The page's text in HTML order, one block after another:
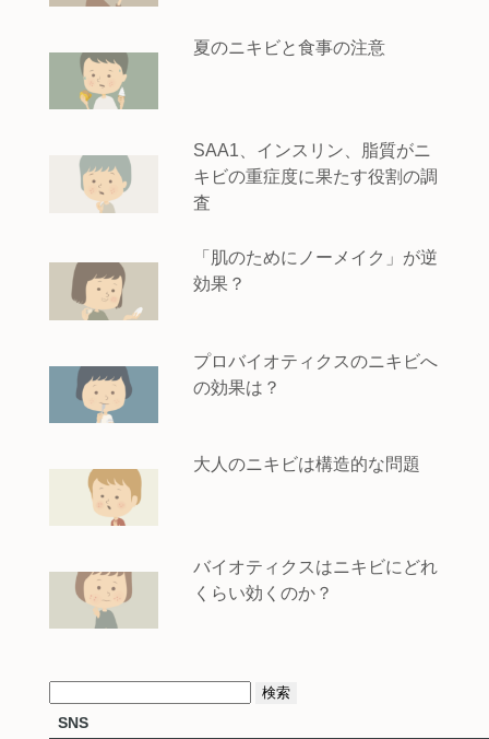
夏のニキビと食事の注意
SAA1、インスリン、脂質がニ
キビの重症度に果たす役割の調
査
「肌のためにノーメイク」が逆
効果？
プロバイオティクスのニキビへ
の効果は？
大人のニキビは構造的な問題
バイオティクスはニキビにどれ
くらい効くのか？
索:SNS